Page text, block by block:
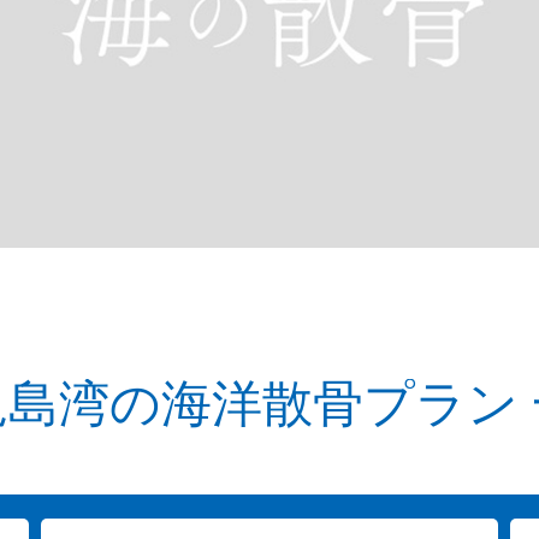
湾の海洋散骨プラン